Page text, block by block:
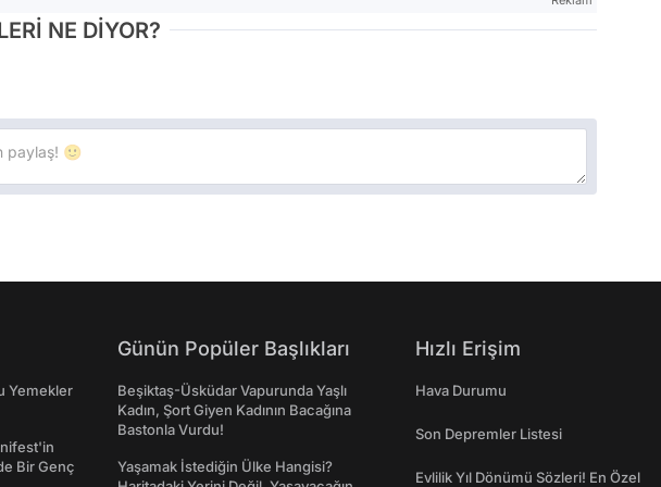
NE DİYOR?
Yemekler
Bir Genç
Günün Popüler Başlıkları
Beşiktaş-Üsküdar Vapurunda Yaşlı
Kadın, Şort Giyen Kadının Bacağına
Bastonla Vurdu!
Yaşamak İstediğin Ülke Hangisi?
Hızlı Erişim
Hava Durumu
Son Depremler Listesi
Evlilik Yıl Dönümü Sözleri! En Özel